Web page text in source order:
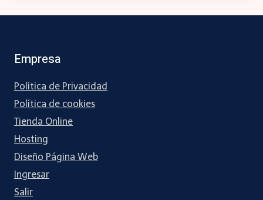
Empresa
Política de Privacidad
Política de cookies
Tienda Online
Hosting
Diseño Página Web
Ingresar
Salir